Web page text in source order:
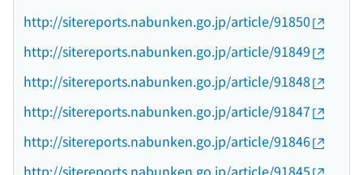
http://sitereports.nabunken.go.jp/article/91850
http://sitereports.nabunken.go.jp/article/91849
http://sitereports.nabunken.go.jp/article/91848
http://sitereports.nabunken.go.jp/article/91847
http://sitereports.nabunken.go.jp/article/91846
http://sitereports.nabunken.go.jp/article/91845